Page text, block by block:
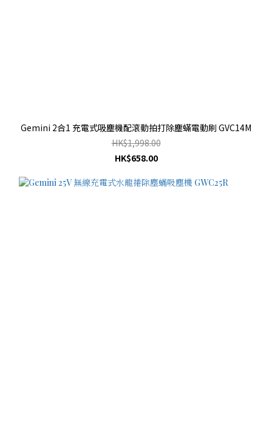
Gemini 2合1 充電式吸塵機配滾動拍打除塵蟎電動刷 GVC14M
HK$1,998.00
HK$658.00